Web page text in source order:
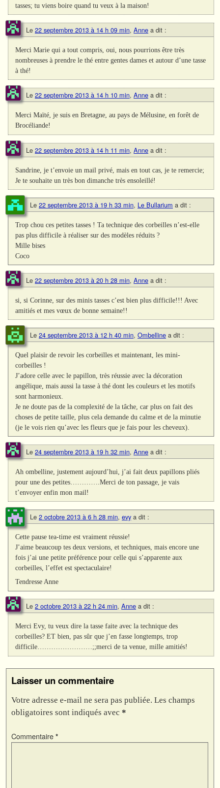
tasses; tu viens boire quand tu veux à la maison!
Le 22 septembre 2013 à 14 h 09 min, Anne a dit :
Merci Marie qui a tout compris, oui, nous pourrions être très
nombreuses à prendre le thé entre gentes dames et autour d’une tasse
à thé!
Le 22 septembre 2013 à 14 h 10 min, Anne a dit :
Merci Maïté, je suis en Bretagne, au pays de Mélusine, en forêt de
Brocéliande!
Le 22 septembre 2013 à 14 h 11 min, Anne a dit :
Sandrine, je t’envoie un mail privé, mais en tout cas, je te remercie;
Je te souhaite un très bon dimanche très ensoleillé!
Le 22 septembre 2013 à 19 h 33 min, Le Bullarium a dit :
Trop chou ces petites tasses ! Ta technique des corbeilles n’est-elle
pas plus difficile à réaliser sur des modèles réduits ?
Mille bises
Coco
Le 22 septembre 2013 à 20 h 28 min, Anne a dit :
si, si Corinne, sur des minis tasses c’est bien plus difficile!!! Avec
amitiés et mes vœux de bonne semaine!!
Le 24 septembre 2013 à 12 h 40 min, Ombelline a dit :
Quel plaisir de revoir les corbeilles et maintenant, les mini-
corbeilles !
J’adore celle avec le papillon, très réussie avec la décoration
angélique, mais aussi la tasse à thé dont les couleurs et les motifs
sont harmonieux.
Je ne doute pas de la complexité de la tâche, car plus on fait des
choses de petite taille, plus cela demande du calme et de la minutie
(je le vois rien qu’avec les fleurs que je fais pour les cheveux).
Le 24 septembre 2013 à 19 h 32 min, Anne a dit :
Ah ombelline, justement aujourd’hui, j’ai fait deux papillons pliés
pour une des petites………….Merci de ton passage, je vais
t’envoyer enfin mon mail!
Le 2 octobre 2013 à 6 h 28 min, evy a dit :
Cette pause tea-time est vraiment réussie!
J’aime beaucoup tes deux versions, et techniques, mais encore une
fois j’ai une petite préférence pour celle qui s’apparente aux
corbeilles, l’effet est spectaculaire!
Tendresse Anne
Le 2 octobre 2013 à 22 h 24 min, Anne a dit :
Merci Evy, tu veux dire la tasse faite avec la technique des
corbeilles? ET bien, pas sûr que j’en fasse longtemps, trop
difficile……………………;;merci de ta venue, mille amitiés!
Laisser un commentaire
Votre adresse e-mail ne sera pas publiée. Les champs
obligatoires sont indiqués avec *
Commentaire *